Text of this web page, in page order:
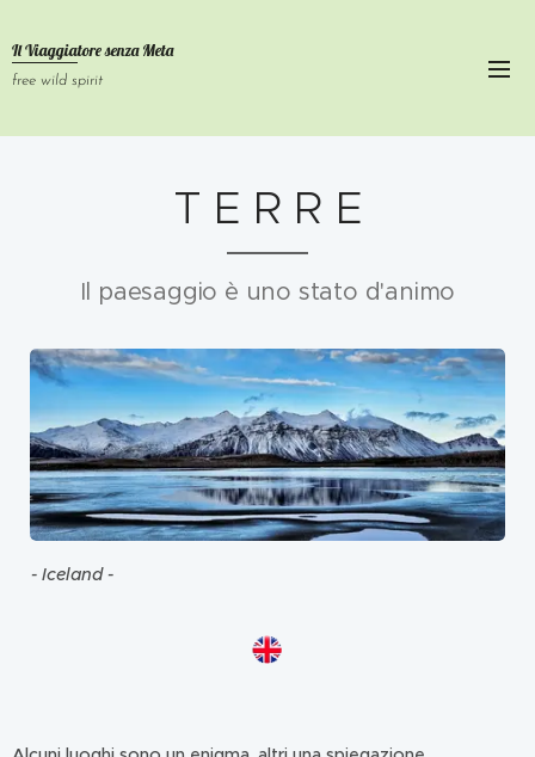
Il Viaggiatore senzaMeta
free wild spirit
T E R R E
Il paesaggio è uno stato d'animo
- Iceland -